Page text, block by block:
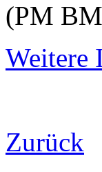
(PM
Weitere
Zurück